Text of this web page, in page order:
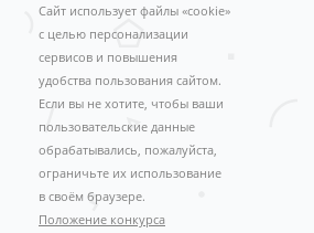
Сайт использует файлы «cookie»
с целью персонализации
сервисов и повышения
удобства пользования сайтом.
Если вы не хотите, чтобы ваши
пользовательские данные
обрабатывались, пожалуйста,
ограничьте их использование
в своём браузере.
Положение конкурса